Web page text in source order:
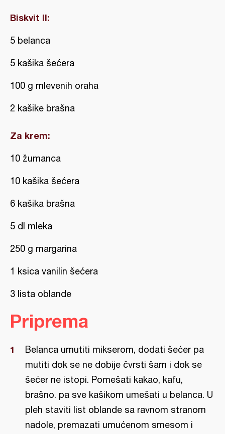
Biskvit II:
5 belanca
5 kašika šećera
100 g mlevenih oraha
2 kašike brašna
Za krem:
10 žumanca
10 kašika šećera
6 kašika brašna
5 dl mleka
250 g margarina
1 ksica vanilin šećera
3 lista oblande
Priprema
Belanca umutiti mikserom, dodati šećer pa
mutiti dok se ne dobije čvrsti šam i dok se
šećer ne istopi. Pomešati kakao, kafu,
brašno. pa sve kašikom umešati u belanca. U
pleh staviti list oblande sa ravnom stranom
nadole, premazati umućenom smesom i